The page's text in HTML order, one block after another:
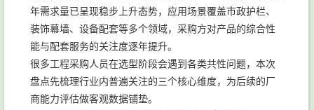
年需求量已呈现稳步上升态势，应用场景覆盖市政护栏、
装饰幕墙、设备配套等多个领域，采购方对产品的综合性
能与配套服务的关注度逐年提升。
很多工程采购人员在选型阶段会遇到各类共性问题，本次
盘点先梳理行业内普遍关注的三个核心维度，为后续的厂
商能力评估做客观数据铺垫。